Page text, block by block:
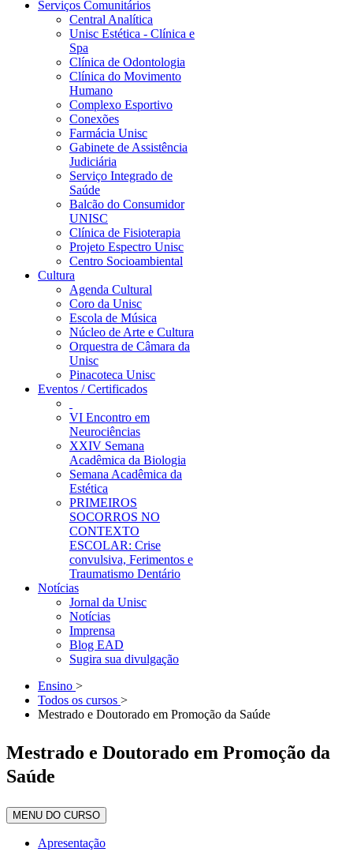
Serviços Comunitários
Central Analítica
Unisc Estética - Clínica e
Spa
Clínica de Odontologia
Clínica do Movimento
Humano
Complexo Esportivo
Conexões
Farmácia Unisc
Gabinete de Assistência
Judiciária
Serviço Integrado de
Saúde
Balcão do Consumidor
UNISC
Clínica de Fisioterapia
Projeto Espectro Unisc
Centro Socioambiental
Cultura
Agenda Cultural
Coro da Unisc
Escola de Música
Núcleo de Arte e Cultura
Orquestra de Câmara da
Unisc
Pinacoteca Unisc
Eventos / Certificados
VI Encontro em
Neurociências
XXIV Semana
Acadêmica da Biologia
Semana Acadêmica da
Estética
PRIMEIROS
SOCORROS NO
CONTEXTO
ESCOLAR: Crise
convulsiva, Ferimentos e
Traumatismo Dentário
Notícias
Jornal da Unisc
Notícias
Imprensa
Blog EAD
Sugira sua divulgação
Ensino >
Todos os cursos >
Mestrado e Doutorado em Promoção da Saúde
Mestrado e Doutorado em Promoção da
Saúde
MENU DO CURSO
Apresentação